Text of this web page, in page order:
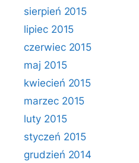
sierpień 2015
lipiec 2015
czerwiec 2015
maj 2015
kwiecień 2015
marzec 2015
luty 2015
styczeń 2015
grudzień 2014